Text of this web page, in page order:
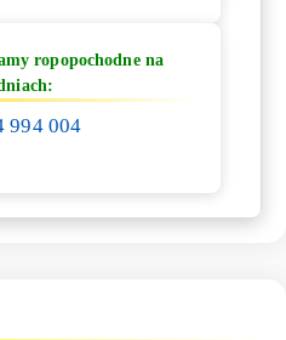
ropopochodne na
994 004